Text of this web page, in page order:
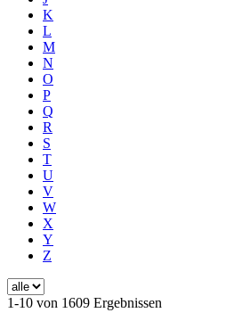
K
L
M
N
O
P
Q
R
S
T
U
V
W
X
Y
Z
1-10 von 1609 Ergebnissen